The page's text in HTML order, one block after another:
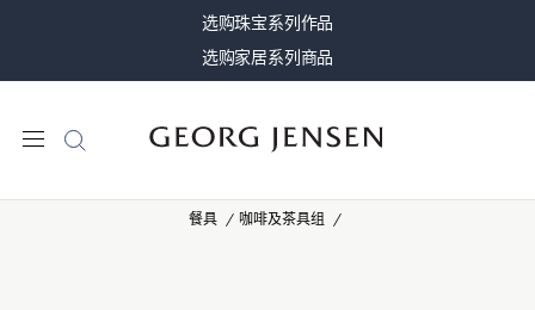
选购珠宝系列作品
选购家居系列商品
餐具 咖啡及茶具组